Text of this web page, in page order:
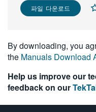
VIỆT NAM
日本語
繁體中文
파일 다운로드
By downloading, you
the Manuals Download
Help us improve our
feedback on our